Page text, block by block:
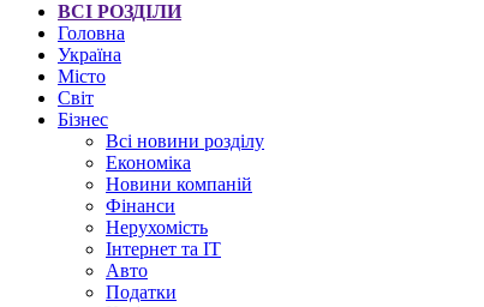
ВСІ РОЗДІЛИ
Головна
Україна
Місто
Світ
Бізнес
Всі новини розділу
Економіка
Новини компаній
Фінанси
Нерухомість
Інтернет та IT
Авто
Податки